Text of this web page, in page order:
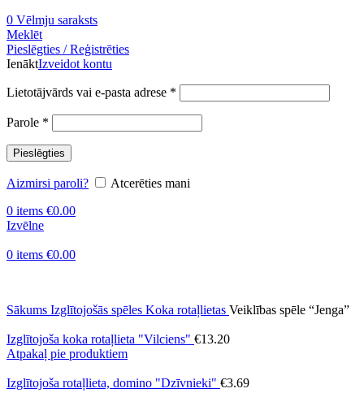
0 Vēlmju saraksts
Meklēt
Pieslēgties / Reģistrēties
IenāktIzveidot kontu
Lietotājvārds vai e-pasta adrese *
Parole *
Pieslēgties
Aizmirsi paroli?
Atcerēties mani
0 items €0.00
Izvēlne
0 items €0.00
Sākums Izglītojošās spēles Koka rotaļlietas Veiklības spēle “Jenga”
Izglītojoša koka rotaļlieta "Vilciens" €13.20
Atpakaļ pie produktiem
Izglītojoša rotaļlieta, domino "Dzīvnieki" €3.69